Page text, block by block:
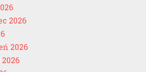
2026
2026